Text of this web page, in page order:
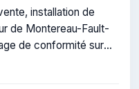
installation de
de Montereau-Fault-
de conformité sur